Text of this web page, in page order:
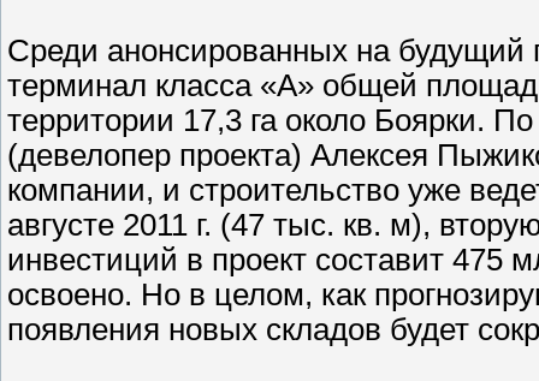
Среди анонсированных на будущий
терминал класса «А» общей
территории 17,3 га около Боярки.
(девелопер проекта) Алексея
компании, и строительство уже
августе 2011 г. (47 тыс. кв. м),
инвестиций в проект составит 475
освоено. Но в целом, как
появления новых складов будет